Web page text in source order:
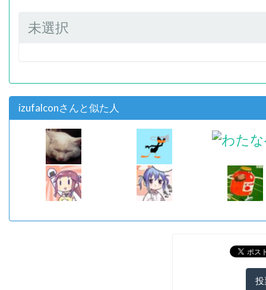
未選択
izufalconさんと似た人
投